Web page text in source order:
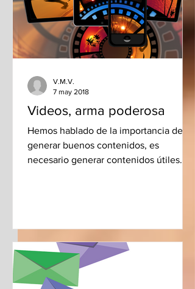
Videos, arma poderosa
Hemos hablado de la importancia de
generar buenos contenidos, es
necesario generar contenidos útiles
V.M.V.
7 may 2018